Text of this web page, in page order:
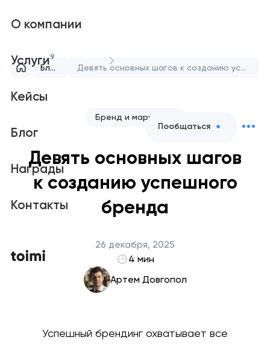
О компании
Услуги9
Кейсы
Блог
Награды
Контакты
Пообщаться
Блог Девять основных шагов к созданию успешного бренда
Бренд и маркетинг
Девять основных шагов
к созданию успешного
бренда
26 декабря, 2025
4 мин
Артем Довгопол
Успешный брендинг охватывает все